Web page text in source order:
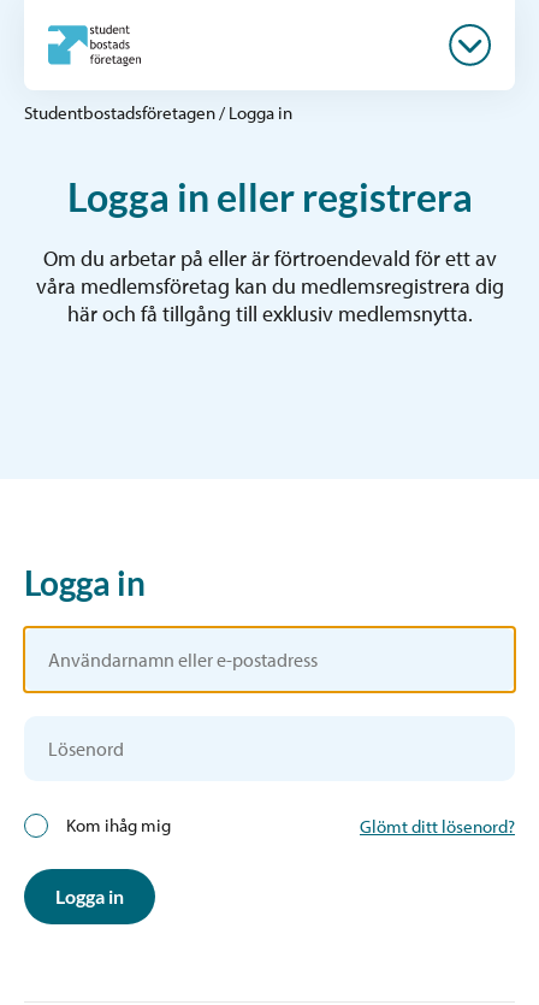
Studentbostadsföretagen/ Logga in
Logga in eller registrera
Om du arbetar på eller är förtroendevald för ett av
våra medlemsföretag kan du medlemsregistrera dig
här och få tillgång till exklusiv medlemsnytta.
Logga in
Kom ihåg mig Glömt ditt lösenord?
Logga in